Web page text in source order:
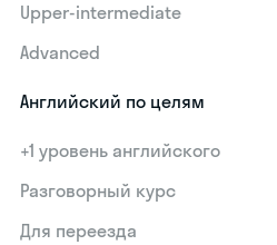
Upper-intermediate
Advanced
Английский по целям
+1 уровень английского
Разговорный курс
Для переезда